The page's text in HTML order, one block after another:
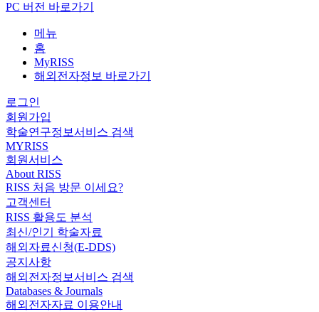
PC 버전 바로가기
메뉴
홈
MyRISS
해외전자정보 바로가기
로그인
회원가입
학술연구정보서비스 검색
MYRISS
회원서비스
About RISS
RISS 처음 방문 이세요?
고객센터
RISS 활용도 분석
최신/인기 학술자료
해외자료신청(E-DDS)
공지사항
해외전자정보서비스 검색
Databases & Journals
해외전자자료 이용안내